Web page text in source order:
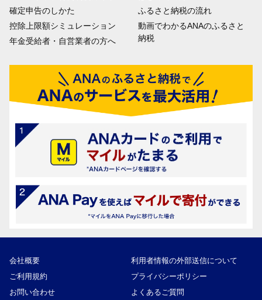
確定申告のしかた
控除上限額シミュレーション
年金受給者・自営業者の方へ
ふるさと納税の流れ
動画でわかるANAのふるさと
納税
会社概要
利用者情報の外部送信について
ご利用規約
プライバシーポリシー
お問い合わせ
よくあるご質問